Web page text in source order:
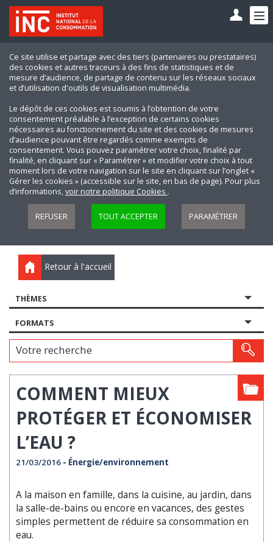
Ce site utilise et partage avec des tiers (partenaires ou prestataires)
des cookies et autres traceurs à des fins de statistiques et de
mesure d’audience, de partage de contenu sur les réseaux sociaux
et d’utilisation d'outils de visualisation multimédia.
Le dépôt de ces cookies est soumis à l’obtention de votre
consentement préalable à l’exception de certains cookies
nécessaires au fonctionnement du site et des cookies de mesures
d’audience pouvant être regardés comme exempts de
consentement. Vous pouvez paramétrer votre choix, finalité par
finalité, en cliquant sur « Paramétrer » et modifier votre choix à tout
moment lors de votre navigation sur le site en cliquant sur l’onglet «
Gérer les cookies » (accessible sur le site, en bas de page). Pour plus
d’informations,voir notre politique Cookies .
REFUSER TOUT ACCEPTER PARAMÉTRER
Retour à l'accueil
THÈMES
FORMATS
Votre recherche
COMMENT MIEUX
PROTÉGER ET ÉCONOMISER
L’EAU ?
21/03/2016 - Énergie/environnement
A la maison en famille, dans la cuisine, au jardin, dans
la salle-de-bains ou encore en vacances, des gestes
simples permettent de réduire sa consommation en
eau.